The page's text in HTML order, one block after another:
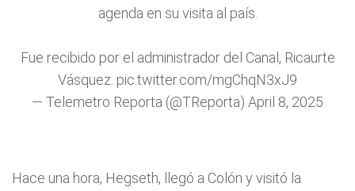
agenda en su visita al país.
Fue recibido por el administrador del Canal, Ricaurte
Vásquez. pic.twitter.com/mgChqN3xJ9
— Telemetro Reporta (@TReporta) April 8, 2025
Hace una hora, Hegseth, llegó a Colón y visitó la